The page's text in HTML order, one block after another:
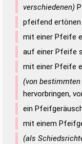
verschiedenen)
pfeifend ertönen
mit einer Pfeife
auf einer Pfeife
mit einer Pfeife
(von bestimmten
hervorbringen,
ein
mit einem
(als